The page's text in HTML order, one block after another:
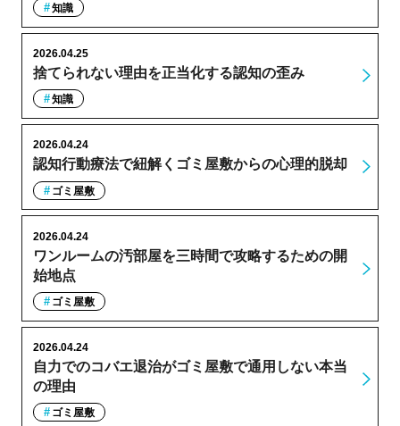
知識
捨てられない理由を正当化する認知の歪み
2026.04.25
知識
認知行動療法で紐解くゴミ屋敷からの心理的脱却
2026.04.24
ゴミ屋敷
ワンルームの汚部屋を三時間で攻略するための開
始地点
2026.04.24
ゴミ屋敷
自力でのコバエ退治がゴミ屋敷で通用しない本当
の理由
2026.04.24
ゴミ屋敷